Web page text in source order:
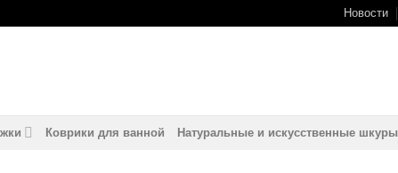
Новости
Коврики для ванной Натуральные и искусственные шкуры